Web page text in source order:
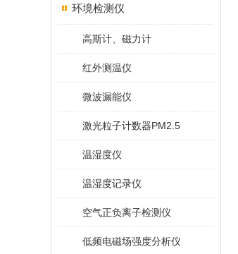
环境检测仪
高斯计、磁力计
红外测温仪
微波漏能仪
激光粒子计数器PM2.5
温湿度仪
温湿度记录仪
空气正负离子检测仪
低频电磁场强度分析仪